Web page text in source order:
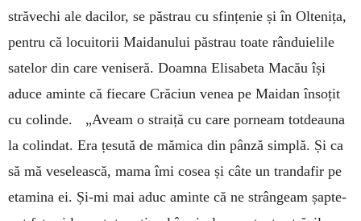
străvechi ale dacilor, se păstrau cu sfințenie și în Oltenița,
pentru că locuitorii Maidanului păstrau toate rânduielile
satelor din care veniseră. Doamna Elisabeta Macău își
aduce aminte că fiecare Crăciun venea pe Maidan însoțit
cu colinde. „Aveam o straiță cu care porneam totdeauna
la colindat. Era țesută de mămica din pânză simplă. Și ca
să mă veselească, mama îmi cosea și câte un trandafir pe
etamina ei. Și-mi mai aduc aminte că ne strângeam șapte-